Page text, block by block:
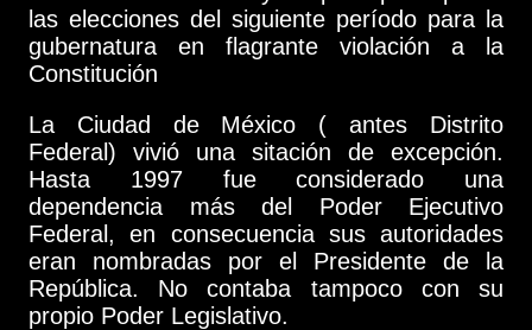
las elecciones del siguiente período para la
gubernatura en flagrante violación a la
Constitución
La Ciudad de México ( antes Distrito
Federal) vivió una sitación de excepción.
Hasta 1997 fue considerado una
dependencia más del Poder Ejecutivo
Federal, en consecuencia sus autoridades
eran nombradas por el Presidente de la
República. No contaba tampoco con su
propio Poder Legislativo.